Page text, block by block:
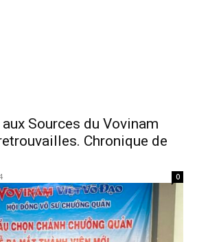
Sources du Vovinam
Chronique de
0